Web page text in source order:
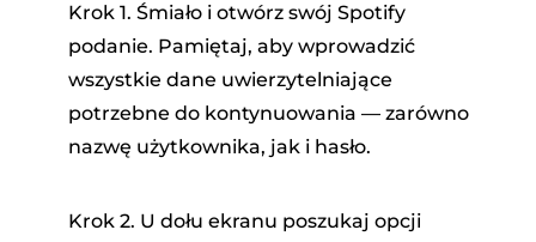
Krok 1. Śmiało i otwórz swój Spotify
podanie. Pamiętaj, aby wprowadzić
wszystkie dane uwierzytelniające
potrzebne do kontynuowania — zarówno
nazwę użytkownika, jak i hasło.
Krok 2. U dołu ekranu poszukaj opcji